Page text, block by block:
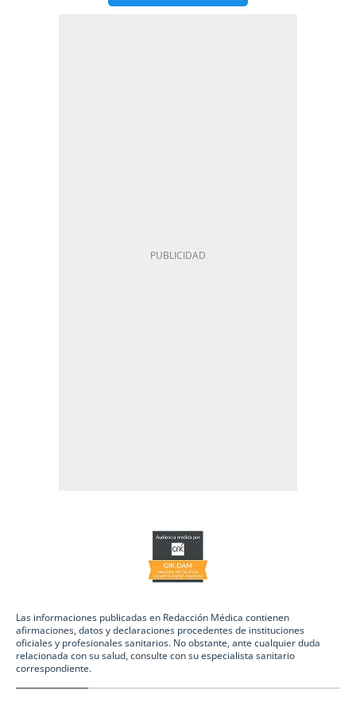
Las informaciones publicadas en Redacción Médica contienen
afirmaciones, datos y declaraciones procedentes de instituciones
oficiales y profesionales sanitarios. No obstante, ante cualquier duda
relacionada con su salud, consulte con su especialista sanitario
correspondiente.